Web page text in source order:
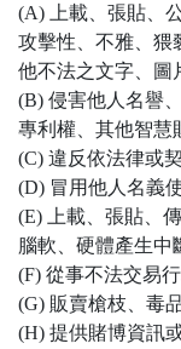
(A) 上載、張貼、
攻擊性、不雅、猥
他不法之文字、圖
(B) 侵害他人名譽
專利權、其他智慧
(C) 違反依法律或
(D) 冒用他人名義
(E) 上載、張貼、
腦軟、硬體產生中
(F) 從事不法交易
(G) 販賣槍枝、毒
(H) 提供賭博資訊